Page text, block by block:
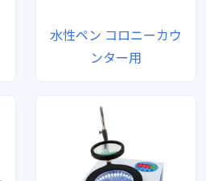
水性ペン コロニーカウ
ンター用